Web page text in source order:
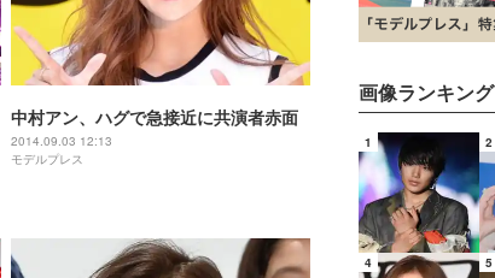
中村アン、ハグで急接近に共演者赤面
2014.09.03 12:13
モデルプレス
画像ランキング
1 2
4 5